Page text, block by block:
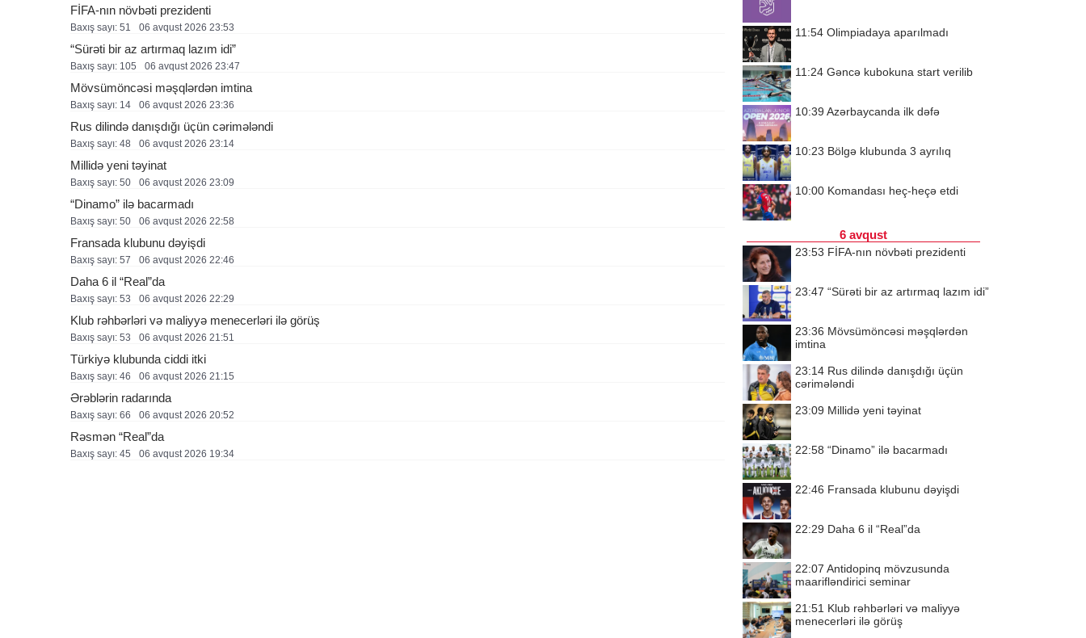
FİFA-nın növbəti prezidenti
Baxış sayı: 51 06 avqust 2026 23:53
“Sürəti bir az artırmaq lazım idi”
Baxış sayı: 105 06 avqust 2026 23:47
Mövsümöncəsi məşqlərdən imtina
Baxış sayı: 14 06 avqust 2026 23:36
Rus dilində danışdığı üçün cərimələndi
Baxış sayı: 48 06 avqust 2026 23:14
Millidə yeni təyinat
Baxış sayı: 50 06 avqust 2026 23:09
“Dinamo” ilə bacarmadı
Baxış sayı: 50 06 avqust 2026 22:58
Fransada klubunu dəyişdi
Baxış sayı: 57 06 avqust 2026 22:46
Daha 6 il “Real”da
Baxış sayı: 53 06 avqust 2026 22:29
Klub rəhbərləri və maliyyə menecerləri ilə görüş
Baxış sayı: 53 06 avqust 2026 21:51
Türkiyə klubunda ciddi itki
Baxış sayı: 46 06 avqust 2026 21:15
Ərəblərin radarında
Baxış sayı: 66 06 avqust 2026 20:52
Rəsmən “Real”da
Baxış sayı: 45 06 avqust 2026 19:34
11:54 Olimpiadaya aparılmadı
11:24 Gəncə kubokuna start verilib
10:39 Azərbaycanda ilk dəfə
10:23 Bölgə klubunda 3 ayrılıq
10:00 Komandası heç-heçə etdi
6 avqust
23:53 FİFA-nın növbəti prezidenti
23:47 “Sürəti bir az artırmaq lazım idi”
23:36 Mövsümöncəsi məşqlərdən
imtina
23:14 Rus dilində danışdığı üçün
cərimələndi
23:09 Millidə yeni təyinat
22:58 “Dinamo” ilə bacarmadı
22:46 Fransada klubunu dəyişdi
22:29 Daha 6 il “Real”da
22:07 Antidopinq mövzusunda
maarifləndirici seminar
21:51 Klub rəhbərləri və maliyyə
menecerləri ilə görüş